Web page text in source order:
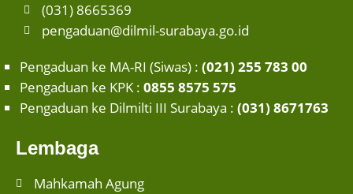
(031) 8665369
pengaduan@dilmil-surabaya.go.id
Pengaduan ke MA-RI (Siwas) : (021) 255 783 00
Pengaduan ke KPK : 0855 8575 575
Pengaduan ke Dilmilti III Surabaya : (031) 8671763
Lembaga
Mahkamah Agung